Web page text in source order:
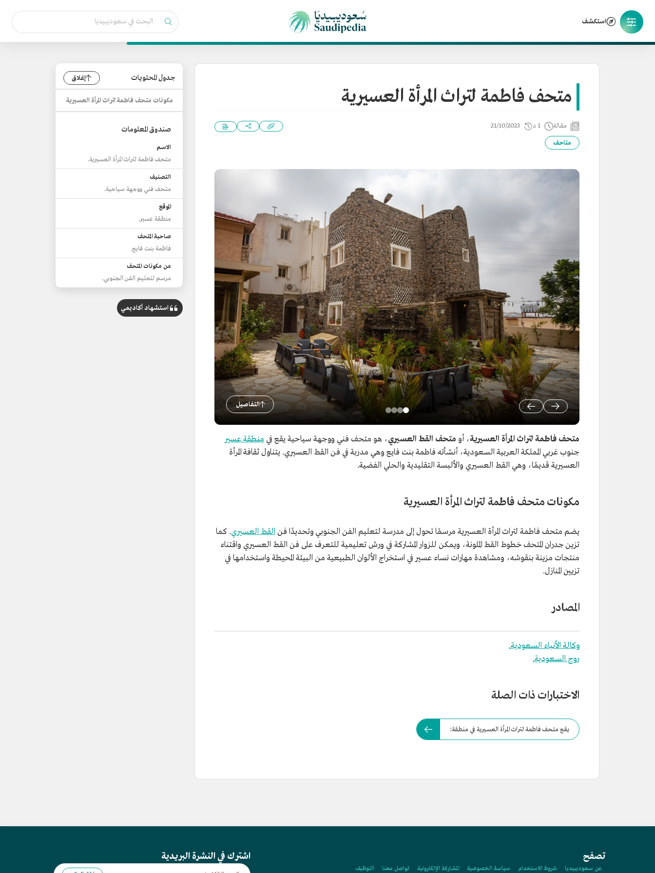
استكشف
متحف فاطمة لتراث المرأة العسيرية
مقالة 1 د 21/10/2023
متاحف
التفاصيل
متحف فاطمة لتراث المرأة العسيرية، أو متحف القط العسيري، هو متحف فني ووجهة سياحية يقع في منطقة عسير
جنوب غربي المملكة العربية السعودية، أنشأته فاطمة بنت فايع وهي مدربة في فن القط العسيري. يتناول ثقافة المرأة
العسيرية قديمًا، وهي القط العسيري والألبسة التقليدية والحلي الفضية.
مكونات متحف فاطمة لتراث المرأة العسيرية
يضم متحف فاطمة لتراث المرأة العسيرية مرسمًا تحول إلى مدرسة لتعليم الفن الجنوبي وتحديدًا فن القط العسيري. كما
تزين جدران المتحف خطوط القط الملونة، ويمكن للزوار المشاركة في ورش تعليمية للتعرف على فن القط العسيري واقتناء
منتجات مزينة بنقوشه، ومشاهدة مهارات نساء عسير في استخراج الألوان الطبيعية من البيئة المحيطة واستخدامها في
تزيين المنازل.
المصادر
وكالة الأنباء السعودية.
روح السعودية.
الاختبارات ذات الصلة
يقع متحف فاطمة لتراث المرأة العسيرية في منطقة:
جدول المحتويات إغلاق
مكونات متحف فاطمة لتراث المرأة العسيرية
صندوق المعلومات
الاسم
متحف فاطمة لتراث المرأة العسيرية.
التصنيف
متحف فني ووجهة سياحية.
الموقع
منطقة عسير.
صاحبة المتحف
فاطمة بنت فايع.
من مكونات المتحف
مرسم لتعليم الفن الجنوبي.
استشهاد أكاديمي
تصفح
عن سعوديبيديا شروط الاستخدام سياسة الخصوصية المشاركة الإلكترونية تواصل معنا التوظيف
اشترك في النشرة البريدية